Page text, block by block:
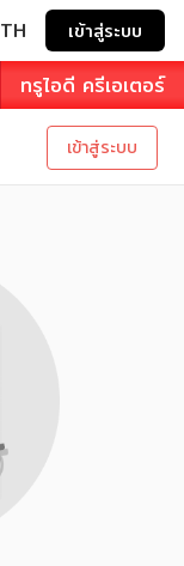
TH เข้าสู่ระบบ
ทรูไอดี ครีเอเตอร์
เข้าสู่ระบบ